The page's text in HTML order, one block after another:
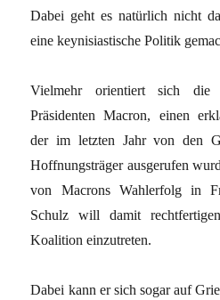
Dabei geht es natürlich nicht
eine keynisiastische Politik
Vielmehr orientiert sich die
Präsidenten Macron, einen
der im letzten Jahr von den
Hoffnungsträger ausgerufen
von Macrons Wahlerfolg in
Schulz will damit
Koalition einzutreten.
Dabei kann er sich sogar auf